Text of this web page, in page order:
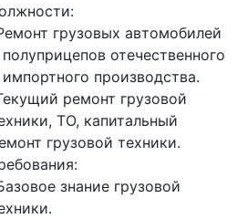
грузовых автомобилей
отечественного
производства.
ремонт грузовой
ТО, капитальный
грузовой техники.
знание грузовой